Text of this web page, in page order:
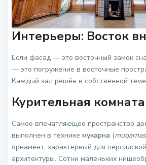
Интерьеры: Восток
Если фасад — это восточный замок
— это погружение в восточные
Каждый зал решён в собственной
Курительная комната
Самое впечатляющее пространство
выполнен в техникемукарна (muqarnas
орнамент, характерный для
архитектуры. Сотни маленьких